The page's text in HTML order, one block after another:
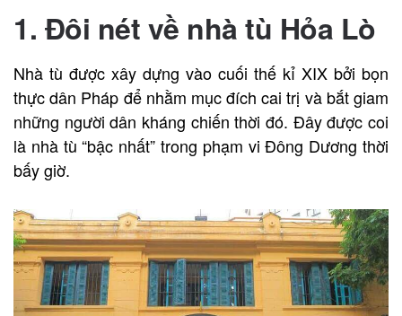
1. Đôi nét về nhà tù Hỏa Lò
Nhà tù được xây dựng vào cuối thế kỉ XIX bởi bọn
thực dân Pháp để nhằm mục đích cai trị và bắt giam
những người dân kháng chiến thời đó. Đây được coi
là nhà tù “bậc nhất” trong phạm vi Đông Dương thời
bấy giờ.